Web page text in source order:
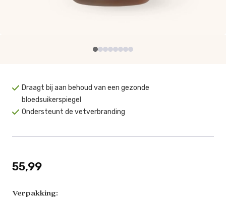
Draagt bij aan behoud van een gezonde
bloedsuikerspiegel
Ondersteunt de vetverbranding
Verpakking:
55,99